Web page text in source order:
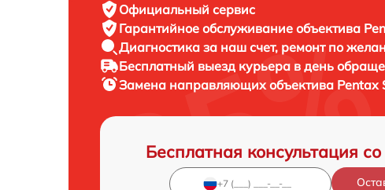
Официальный сервис
Гарантийное обслуживание объектива
Диагностика за наш счет, ремонт по
Бесплатный выезд курьера в день
Замена направляющих объектива Pentax
Бесплатная консультация